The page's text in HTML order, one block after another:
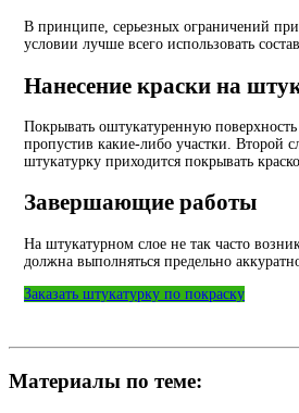
В принципе, серьезных ограничений при
условии лучше всего использовать
Нанесение краски на
Покрывать оштукатуренную
пропустив какие-либо участки. Второй
штукатурку приходится покрывать
Завершающие работы
На штукатурном слое не так часто
должна выполняться предельно
Заказать штукатурку по покраску
Материалы по теме: